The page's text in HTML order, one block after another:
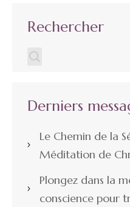
Rechercher
Derniers
Le Chemin de la
Méditation de
Plongez dans la
conscience pour